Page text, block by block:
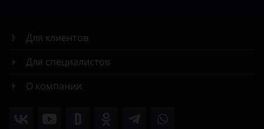
Для клиентов
Для специалистов
О компании